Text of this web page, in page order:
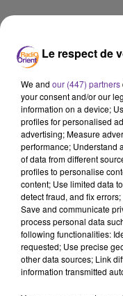
Likaats (ARABE)
11 novembre 2020 -
Le respect de
We and our (447) partners
your consent and/or our
information on a device;
profiles for personalised
advertising; Measure
performance; Understand
of data from different
profiles to personalise
content; Use limited data
detect fraud, and fix
Save and communicate
process personal data
following functionalities:
requested; Use precise
other data sources; Link
information transmitted